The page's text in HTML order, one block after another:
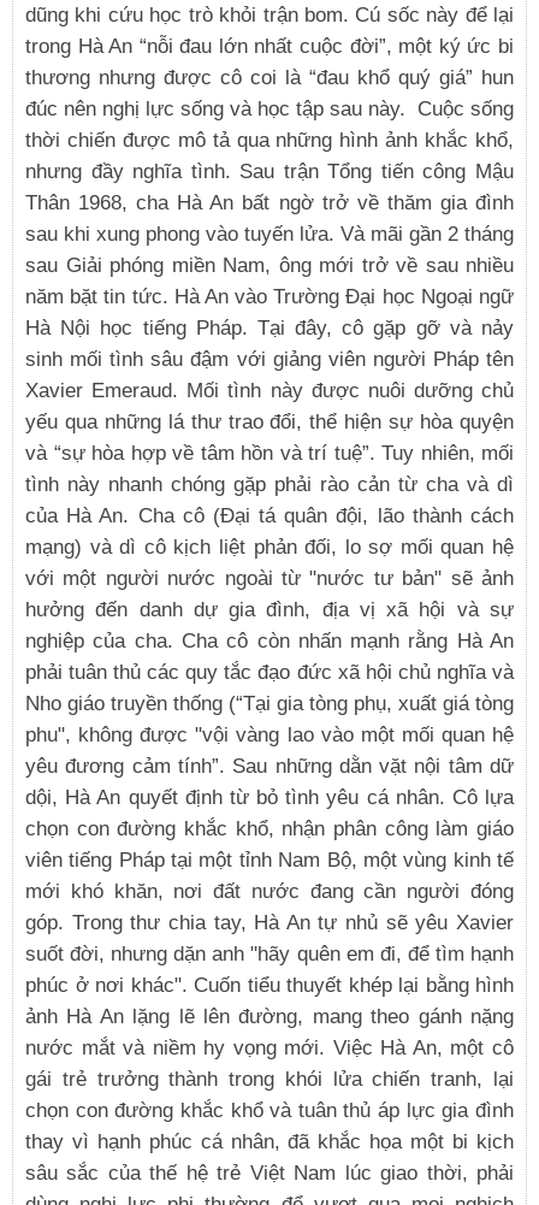
dũng khi cứu học trò khỏi trận bom. Cú sốc này để lại
trong Hà An “nỗi đau lớn nhất cuộc đời”, một ký ức bi
thương nhưng được cô coi là “đau khổ quý giá” hun
đúc nên nghị lực sống và học tập sau này. Cuộc sống
thời chiến được mô tả qua những hình ảnh khắc khổ,
nhưng đầy nghĩa tình. Sau trận Tổng tiến công Mậu
Thân 1968, cha Hà An bất ngờ trở về thăm gia đình
sau khi xung phong vào tuyến lửa. Và mãi gần 2 tháng
sau Giải phóng miền Nam, ông mới trở về sau nhiều
năm bặt tin tức. Hà An vào Trường Đại học Ngoại ngữ
Hà Nội học tiếng Pháp. Tại đây, cô gặp gỡ và nảy
sinh mối tình sâu đậm với giảng viên người Pháp tên
Xavier Emeraud. Mối tình này được nuôi dưỡng chủ
yếu qua những lá thư trao đổi, thể hiện sự hòa quyện
và “sự hòa hợp về tâm hồn và trí tuệ”. Tuy nhiên, mối
tình này nhanh chóng gặp phải rào cản từ cha và dì
của Hà An. Cha cô (Đại tá quân đội, lão thành cách
mạng) và dì cô kịch liệt phản đối, lo sợ mối quan hệ
với một người nước ngoài từ "nước tư bản" sẽ ảnh
hưởng đến danh dự gia đình, địa vị xã hội và sự
nghiệp của cha. Cha cô còn nhấn mạnh rằng Hà An
phải tuân thủ các quy tắc đạo đức xã hội chủ nghĩa và
Nho giáo truyền thống (“Tại gia tòng phụ, xuất giá tòng
phu", không được "vội vàng lao vào một mối quan hệ
yêu đương cảm tính”. Sau những dằn vặt nội tâm dữ
dội, Hà An quyết định từ bỏ tình yêu cá nhân. Cô lựa
chọn con đường khắc khổ, nhận phân công làm giáo
viên tiếng Pháp tại một tỉnh Nam Bộ, một vùng kinh tế
mới khó khăn, nơi đất nước đang cần người đóng
góp. Trong thư chia tay, Hà An tự nhủ sẽ yêu Xavier
suốt đời, nhưng dặn anh "hãy quên em đi, để tìm hạnh
phúc ở nơi khác". Cuốn tiểu thuyết khép lại bằng hình
ảnh Hà An lặng lẽ lên đường, mang theo gánh nặng
nước mắt và niềm hy vọng mới. Việc Hà An, một cô
gái trẻ trưởng thành trong khói lửa chiến tranh, lại
chọn con đường khắc khổ và tuân thủ áp lực gia đình
thay vì hạnh phúc cá nhân, đã khắc họa một bi kịch
sâu sắc của thế hệ trẻ Việt Nam lúc giao thời, phải